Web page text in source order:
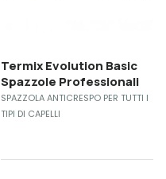
Termix Evolution Basic
Spazzole Professionali
SPAZZOLA ANTICRESPO PER TUTTI I
TIPI DI CAPELLI